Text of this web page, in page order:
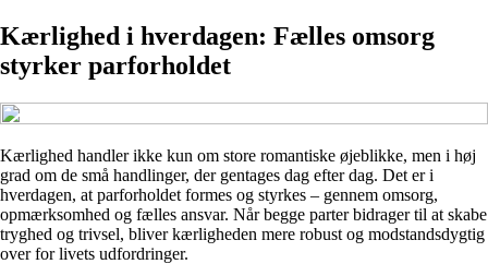
Kærlighed i hverdagen: Fælles omsorg
styrker parforholdet
Kærlighed handler ikke kun om store romantiske øjeblikke, men i høj
grad om de små handlinger, der gentages dag efter dag. Det er i
hverdagen, at parforholdet formes og styrkes – gennem omsorg,
opmærksomhed og fælles ansvar. Når begge parter bidrager til at skabe
tryghed og trivsel, bliver kærligheden mere robust og modstandsdygtig
over for livets udfordringer.